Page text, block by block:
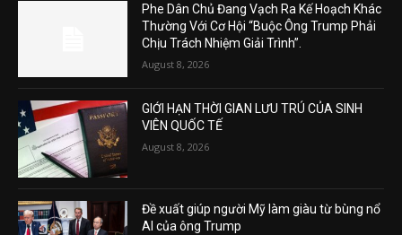
Phe Dân Chủ Đang Vạch Ra Kế Hoạch Khác
Thường Với Cơ Hội “Buộc Ông Trump Phải
Chịu Trách Nhiệm Giải Trình”.
August 8, 2026
GIỚI HẠN THỜI GIAN LƯU TRÚ CỦA SINH
VIÊN QUỐC TẾ
August 8, 2026
Đề xuất giúp người Mỹ làm giàu từ bùng nổ
AI của ông Trump